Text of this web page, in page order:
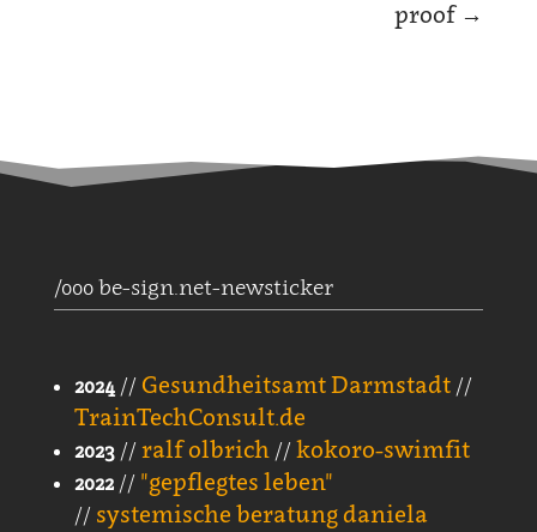
proof→
/000 be-sign.net-newsticker
2024 // Gesundheitsamt Darmstadt//
TrainTechConsult.de
2023 // ralf olbrich// kokoro-swimfit
2022 // "gepflegtes leben"
// systemische beratung daniela